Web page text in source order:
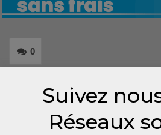
0
Suivez
Réseaux